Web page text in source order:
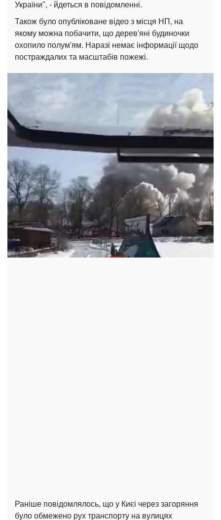
України", - йдеться в повідомленні.
Також було опубліковане відео з місця НП, на
якому можна побачити, що дерев'яні будиночки
охопило полум'ям. Наразі немає інформації щодо
постраждалих та масштабів пожежі.
Раніше повідомлялось, що у Києі через загоряння
було обмежено рух транспорту на вулицях